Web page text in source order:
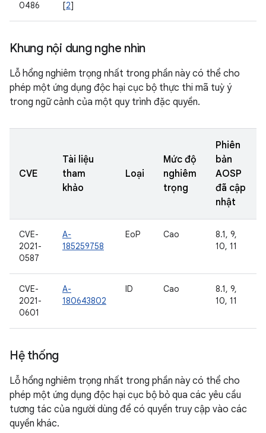
0486 [2]
Khung nội dung nghe nhìn
Lỗ hổng nghiêm trọng nhất trong phần này có thể cho
phép một ứng dụng độc hại cục bộ thực thi mã tuỳ ý
trong ngữ cảnh của một quy trình đặc quyền.
CVE
Tài liệu
tham
khảo
Loại
Mức độ
nghiêm
trọng
Phiên
bản
AOSP
đã cập
nhật
CVE-
2021-
0587
A-
185259758
EoP Cao
8.1, 9,
10, 11
CVE-
2021-
0601
A-
180643802
ID Cao
8.1, 9,
10, 11
Hệ thống
Lỗ hổng nghiêm trọng nhất trong phần này có thể cho
phép một ứng dụng độc hại cục bộ bỏ qua các yêu cầu
tương tác của người dùng để có quyền truy cập vào các
quyền khác.